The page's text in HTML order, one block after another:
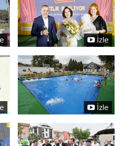
İzle
İzle